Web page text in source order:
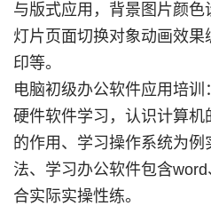
与版式应用，背景图片颜
灯片页面切换对象动画效
印等。
电脑初级办公软件应用培
硬件软件学习，认识计算
的作用、学习操作系统为
法、学习办公软件包含
合实际实操性练。